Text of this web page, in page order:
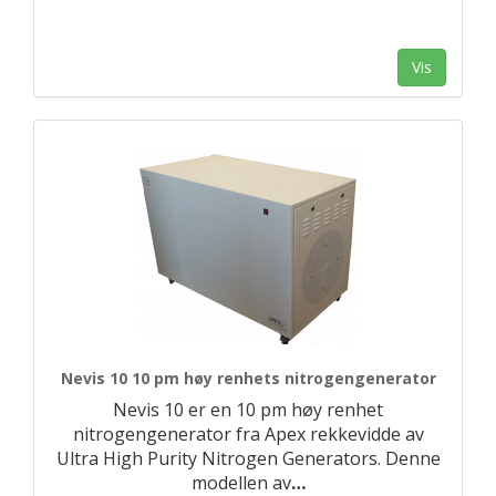
Vis
Nevis 10 10 pm høy renhets nitrogengenerator
Nevis 10 er en 10 pm høy renhet
nitrogengenerator fra Apex rekkevidde av
Ultra High Purity Nitrogen Generators. Denne
modellen av…